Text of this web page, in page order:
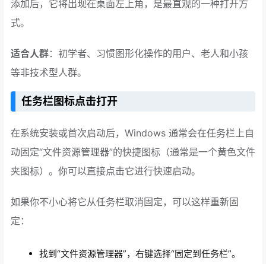
添加后，它将出现在桌面左上角，是最直观的一种打开方
式。
适合人群：初学者、习惯图形化操作的用户、老人和小孩
等非技术型人群。
任务栏图标点击打开
在系统安装或首次启动后，Windows 通常会在任务栏上自
动固定“文件资源管理器”的快捷图标（通常是一个黄色文件
夹图标）。你可以直接点击它进行快速启动。
如果你不小心将它从任务栏取消固定，可以这样重新固
定：
找到“文件资源管理器”，右键选择“固定到任务栏”。